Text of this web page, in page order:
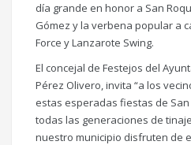
día grande en honor a San
Gómez y la verbena popular a
Force y Lanzarote Swing.
El concejal de Festejos del
Pérez Olivero, invita “a los
estas esperadas fiestas de
todas las generaciones de
nuestro municipio disfruten de